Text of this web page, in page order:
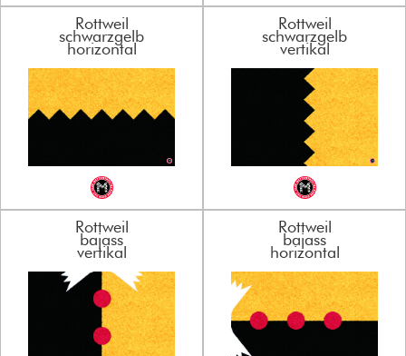
Rottweil
schwarzgelb
horizontal
Rottweil
schwarzgelb
vertikal
Rottweil
bajass
vertikal
Rottweil
bajass
horizontal